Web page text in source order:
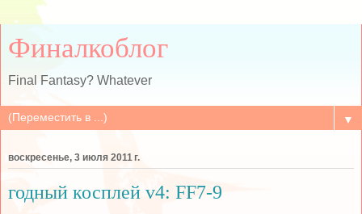
Финалкоблог
Final Fantasy? Whatever
▼
воскресенье, 3 июля 2011 г.
годный косплей v4: FF7-9